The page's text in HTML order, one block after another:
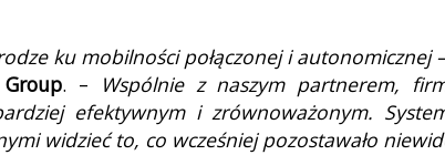
ku mobilności połączonej i autonomicznej
. –
Wspólnie z naszym partnerem,
efektywnym i zrównoważonym.
widzieć to, co wcześniej pozostawało